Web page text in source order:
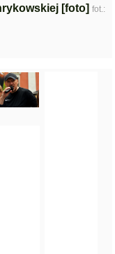
[foto] fot.: